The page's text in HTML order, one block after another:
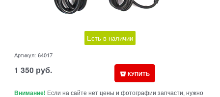
Есть в наличии
Артикул: 64017
1 350 руб. КУПИТЬ
Внимание! Если на сайте нет цены и фотографии запчасти, нужно